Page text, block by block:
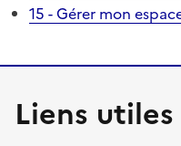
15 - Gérer mon
Liens utiles